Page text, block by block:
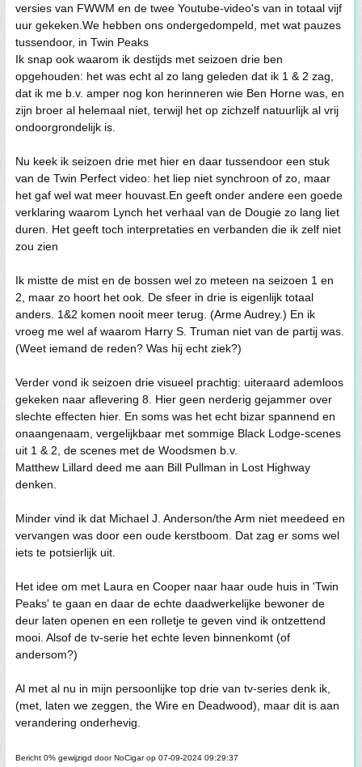
versies van FWWM en de twee Youtube-video's van in totaal vijf
uur gekeken.We hebben ons ondergedompeld, met wat pauzes
tussendoor, in Twin Peaks
Ik snap ook waarom ik destijds met seizoen drie ben
opgehouden: het was echt al zo lang geleden dat ik 1 & 2 zag,
dat ik me b.v. amper nog kon herinneren wie Ben Horne was, en
zijn broer al helemaal niet, terwijl het op zichzelf natuurlijk al vrij
ondoorgrondelijk is.
Nu keek ik seizoen drie met hier en daar tussendoor een stuk
van de Twin Perfect video: het liep niet synchroon of zo, maar
het gaf wel wat meer houvast.En geeft onder andere een goede
verklaring waarom Lynch het verhaal van de Dougie zo lang liet
duren. Het geeft toch interpretaties en verbanden die ik zelf niet
zou zien
Ik mistte de mist en de bossen wel zo meteen na seizoen 1 en
2, maar zo hoort het ook. De sfeer in drie is eigenlijk totaal
anders. 1&2 komen nooit meer terug. (Arme Audrey.) En ik
vroeg me wel af waarom Harry S. Truman niet van de partij was.
(Weet iemand de reden? Was hij echt ziek?)
Verder vond ik seizoen drie visueel prachtig: uiteraard ademloos
gekeken naar aflevering 8. Hier geen nerderig gejammer over
slechte effecten hier. En soms was het echt bizar spannend en
onaangenaam, vergelijkbaar met sommige Black Lodge-scenes
uit 1 & 2, de scenes met de Woodsmen b.v.
Matthew Lillard deed me aan Bill Pullman in Lost Highway
denken.
Minder vind ik dat Michael J. Anderson/the Arm niet meedeed en
vervangen was door een oude kerstboom. Dat zag er soms wel
iets te potsierlijk uit.
Het idee om met Laura en Cooper naar haar oude huis in 'Twin
Peaks' te gaan en daar de echte daadwerkelijke bewoner de
deur laten openen en een rolletje te geven vind ik ontzettend
mooi. Alsof de tv-serie het echte leven binnenkomt (of
andersom?)
Al met al nu in mijn persoonlijke top drie van tv-series denk ik,
(met, laten we zeggen, the Wire en Deadwood), maar dit is aan
verandering onderhevig.
Bericht 0% gewijzigd door NoCigar op 07-09-2024 09:29:37